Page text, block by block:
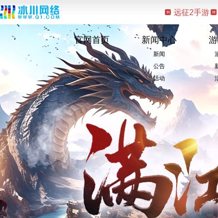
远征2手游
官网首页 新闻中心
新闻
公告
活动